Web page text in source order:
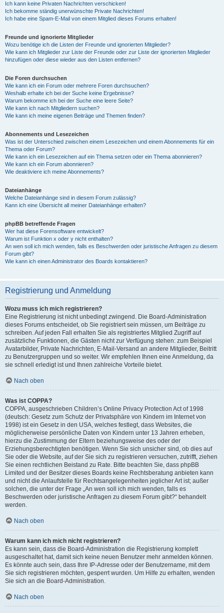
Ich kann keine Privaten Nachrichten verschicken!
Ich bekomme ständig unerwünschte Private Nachrichten!
Ich habe eine Spam-E-Mail von einem Mitglied dieses Forums erhalten!
Freunde und ignorierte Mitglieder
Wozu benötige ich die Listen der Freunde und ignorierten Mitglieder?
Wie kann ich Mitglieder zur Liste der Freunde oder zur Liste der ignorierten Mitglieder
hinzufügen oder diese wieder aus den Listen entfernen?
Die Foren durchsuchen
Wie kann ich ein Forum oder mehrere Foren durchsuchen?
Weshalb erhalte ich bei der Suche keine Ergebnisse?
Warum bekomme ich bei der Suche eine leere Seite?
Wie kann ich nach Mitgliedern suchen?
Wie kann ich meine eigenen Beiträge und Themen finden?
Abonnements und Lesezeichen
Was ist der Unterschied zwischen einem Lesezeichen und einem Abonnements für ein
Thema oder Forum?
Wie kann ich ein Lesezeichen auf ein Thema setzen oder ein Thema abonnieren?
Wie kann ich ein Forum abonnieren?
Wie deaktiviere ich meine Abonnements?
Dateianhänge
Welche Dateianhänge sind in diesem Forum zulässig?
Kann ich eine Übersicht all meiner Dateianhänge erhalten?
phpBB betreffende Fragen
Wer hat diese Forensoftware entwickelt?
Warum ist Funktion x oder y nicht enthalten?
An wen soll ich mich wenden, falls es Beschwerden oder juristische Anfragen zu diesem
Forum gibt?
Wie kann ich einen Administrator des Boards kontaktieren?
Registrierung und Anmeldung
Wozu muss ich mich registrieren?
Eine Registrierung ist nicht unbedingt zwingend. Die Board-Administration
dieses Forums entscheidet, ob Sie registriert sein müssen, um Beiträge zu
schreiben. Auf jeden Fall erhalten Sie als registriertes Mitglied Zugriff auf
zusätzliche Funktionen, die Gästen nicht zur Verfügung stehen: zum Beispiel
Avatarbilder, Private Nachrichten, E-Mail-Versand an andere Mitglieder, Beitritt
zu Benutzergruppen und so weiter. Wir empfehlen Ihnen eine Anmeldung, da
sie schnell erledigt ist und Ihnen zahlreiche Vorteile bietet.
Nach oben
Was ist COPPA?
COPPA, ausgeschrieben Children’s Online Privacy Protection Act of 1998
(deutsch: Gesetz zum Schutz der Privatsphäre von Kindern im Internet von
1998) ist ein Gesetz in den USA, welches festlegt, dass Websites, die
möglicherweise persönliche Daten von Kindern unter 13 Jahren erheben,
hierzu die Zustimmung der Eltern beziehungsweise des oder der
Erziehungsberechtigten benötigen. Wenn Sie sich unsicher sind, ob dies auf
Sie oder die Website, auf der Sie sich zu registrieren versuchen, zutrifft, ziehen
Sie einen rechtlichen Beistand zu Rate. Bitte beachten Sie, dass phpBB
Limited und der Besitzer dieses Boards keine Rechtsberatung anbieten kann
und nicht die Anlaufstelle für Rechtsangelegenheiten jeglicher Art ist; außer
solchen, die unter der Frage „An wen soll ich mich wenden, falls es
Beschwerden oder juristische Anfragen zu diesem Forum gibt?“ behandelt
werden.
Nach oben
Warum kann ich mich nicht registrieren?
Es kann sein, dass die Board-Administration die Registrierung komplett
ausgeschaltet hat, damit sich keine neuen Benutzer mehr anmelden können.
Es könnte auch sein, dass Ihre IP-Adresse oder der Benutzername, mit dem
Sie sich registrieren möchten, gesperrt wurden. Um Hilfe zu erhalten, wenden
Sie sich an die Board-Administration.
Nach oben